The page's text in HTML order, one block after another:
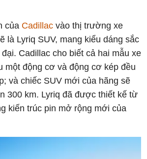
của Cadillac vào thị trường xe
là Lyriq SUV, mang kiểu dáng sắc
Cadillac cho biết cả hai mẫu xe
một động cơ và động cơ kép đều
và chiếc SUV mới của hãng sẽ
300 km. Lyriq đã được thiết kế từ
kiến ​​trúc pin mở rộng mới của